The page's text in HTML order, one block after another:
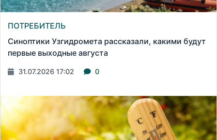
ПОТРЕБИТЕЛЬ
Синоптики Узгидромета рассказали, какими будут
первые выходные августа
31.07.2026 17:02 0